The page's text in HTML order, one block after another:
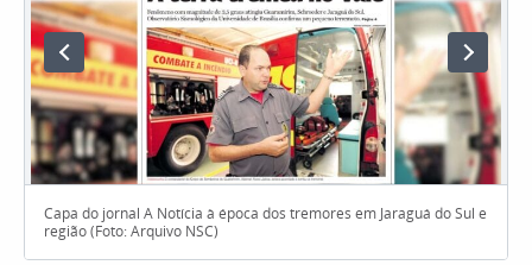
Capa do jornal A Notícia à época dos tremores em Jaraguá do Sul e
região (Foto: Arquivo NSC)